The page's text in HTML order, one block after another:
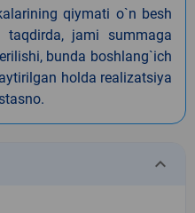
qiymati o`n besh
jami summaga
bunda boshlang`ich
holda realizatsiya
keyboard_arrow_down